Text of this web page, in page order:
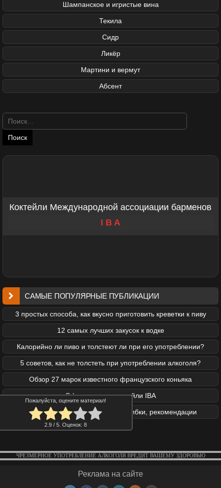
Пожалуйста, оцените материал!
2.9 / 5. Оценок:8
Шампанское и игристые вина
Текила
Сидр
Ликёр
Мартини и вермут
Абсент
Найти:
Коктейли Международной ассоциации барменов
I B A
САМЫЕ ПОПУЛЯРНЫЕ ПУБЛИКАЦИИ
3 простых способа, как вкусно приготовить креветки к пиву
12 самых лучших закусок к водке
Калорийно ли пиво и толстеют ли при его употреблении?
5 советов, как не толстеть при употреблении алкоголя?
Обзор 27 марок известного французского коньяка
Официальные коктейли IBA
Закуски под коньяк: правила, ошибки, рекомендации
ЧРЕЗМЕРНОЕ УПОТРЕБЛЕНИЕ АЛКОГОЛЯ ВРЕДИТ ВАШЕМУ ЗДОРОВЬЮ
Реклама на сайте